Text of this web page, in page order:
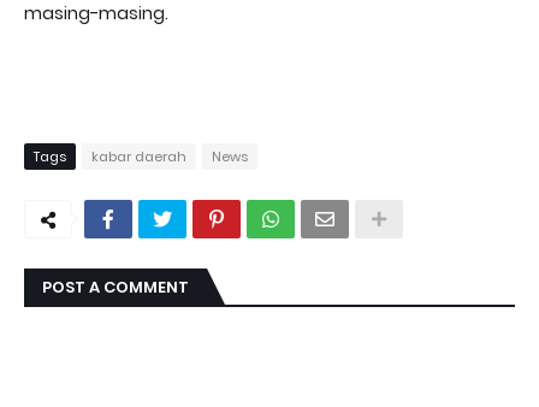
masing-masing.
Tags kabar daerah News
POST A COMMENT